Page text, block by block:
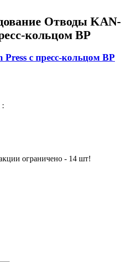
Отводы KAN-
кольцом ВР
с пресс-кольцом ВР
:
ограничено - 14 шт!